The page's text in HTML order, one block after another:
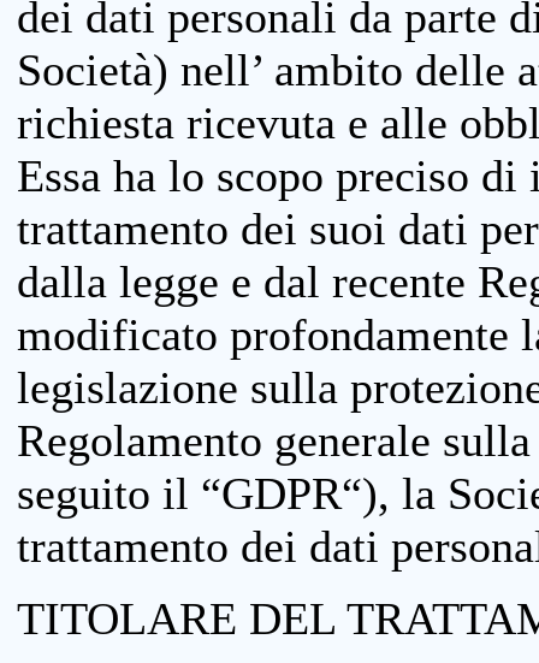
dei dati personali da parte
Società) nell’ ambito delle
richiesta ricevuta e alle
Essa ha lo scopo preciso
trattamento dei suoi dati
dalla legge e dal recente
modificato profondamente
legislazione sulla
Regolamento generale
seguito il “GDPR“), la
trattamento dei dati
TITOLARE DEL